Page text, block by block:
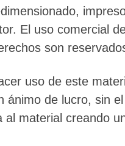
El uso comercial
son
uso de este
ánimo de lucro, sin
al material creando